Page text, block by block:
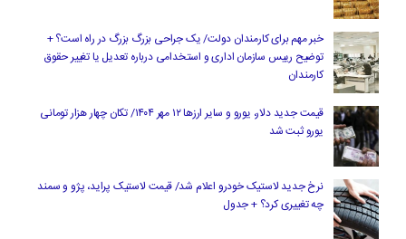
خبر مهم برای کارمندان دولت/ یک جراحی بزرگ بزرگ در راه است؟ +
توضیح رییس سازمان اداری و استخدامی درباره تعدیل یا تغییر حقوق
کارمندان
قیمت جدید دلار، یورو و سایر ارزها ۱۲ مهر ۱۴۰۴/ تکان چهار هزار تومانی
یورو ثبت شد
نرخ جدید لاستیک خودرو اعلام شد/ قیمت لاستیک پراید، پژو و سمند
چه تغییری کرد؟ + جدول